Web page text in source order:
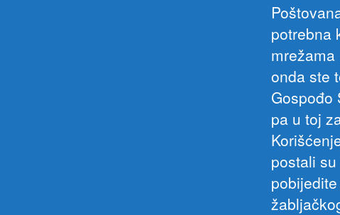
potrebna
onda ste
Gospođo
pa u toj
postali